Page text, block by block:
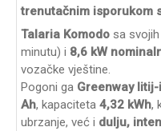
trenutačnim isporukom
Talaria Komodo sa svojih
minutu) i 8,6 kW
vozačke vještine.
Pogoni ga Greenway
Ah, kapaciteta 4,32 kWh,
ubrzanje, već i dulju,